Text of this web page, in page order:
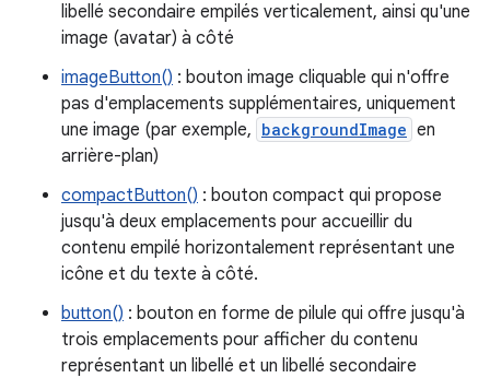
libellé secondaire empilés verticalement, ainsi qu'une
image (avatar) à côté
imageButton() : bouton image cliquable qui n'offre
pas d'emplacements supplémentaires, uniquement
une image (par exemple, backgroundImage en
arrière-plan)
compactButton() : bouton compact qui propose
jusqu'à deux emplacements pour accueillir du
contenu empilé horizontalement représentant une
icône et du texte à côté.
button() : bouton en forme de pilule qui offre jusqu'à
trois emplacements pour afficher du contenu
représentant un libellé et un libellé secondaire